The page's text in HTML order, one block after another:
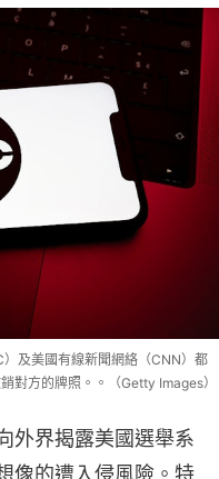
及美國有線新聞網絡（CNN）都
對方的牌照。。（Getty Images）
外界揭露美國選舉系
像的遭入侵風險。特